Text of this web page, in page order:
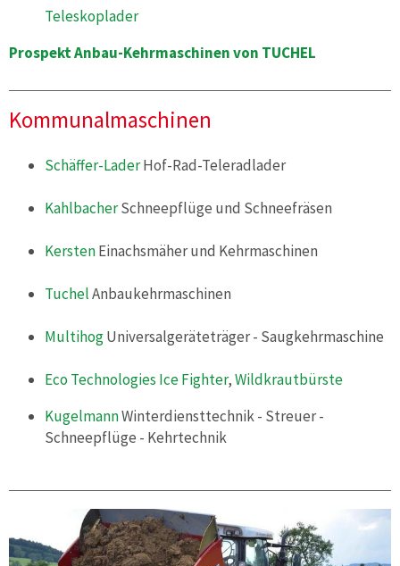
Teleskoplader
Prospekt Anbau-Kehrmaschinen von TUCHEL
Kommunalmaschinen
Schäffer-LaderHof-Rad-Teleradlader
KahlbacherSchneepflüge und Schneefräsen
KerstenEinachsmäher und Kehrmaschinen
TuchelAnbaukehrmaschinen
MultihogUniversalgeräteträger - Saugkehrmaschine
Eco Technologies Ice Fighter,Wildkrautbürste
KugelmannWinterdiensttechnik - Streuer -
Schneepflüge - Kehrtechnik